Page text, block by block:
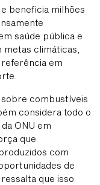
beneficia milhões
saúde pública e
climáticas,
em
sobre combustíveis
considera todo o
ONU em
que
com
de
que isso